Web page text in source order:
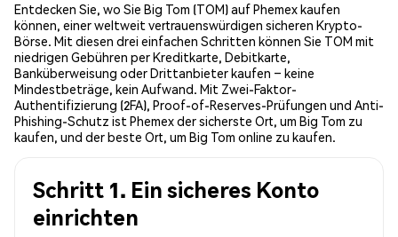
Entdecken Sie, wo Sie Big Tom (TOM) auf Phemex kaufen
können, einer weltweit vertrauenswürdigen sicheren Krypto-
Börse. Mit diesen drei einfachen Schritten können Sie TOM mit
niedrigen Gebühren per Kreditkarte, Debitkarte,
Banküberweisung oder Drittanbieter kaufen – keine
Mindestbeträge, kein Aufwand. Mit Zwei-Faktor-
Authentifizierung (2FA), Proof-of-Reserves-Prüfungen und Anti-
Phishing-Schutz ist Phemex der sicherste Ort, um Big Tom zu
kaufen, und der beste Ort, um Big Tom online zu kaufen.
Schritt 1. Ein sicheres Konto
einrichten